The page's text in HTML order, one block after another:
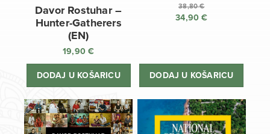
Davor Rostuhar –
Hunter-Gatherers
(EN)
19,90€
DODAJ U KOŠARICU
38,80€
Izvorna
38,80 €.
34,90€
34,90 €.
DODAJ U KOŠARICU